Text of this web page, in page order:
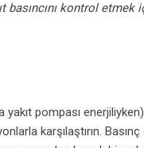
kontrol etmek
pompası
karşılaştırın.